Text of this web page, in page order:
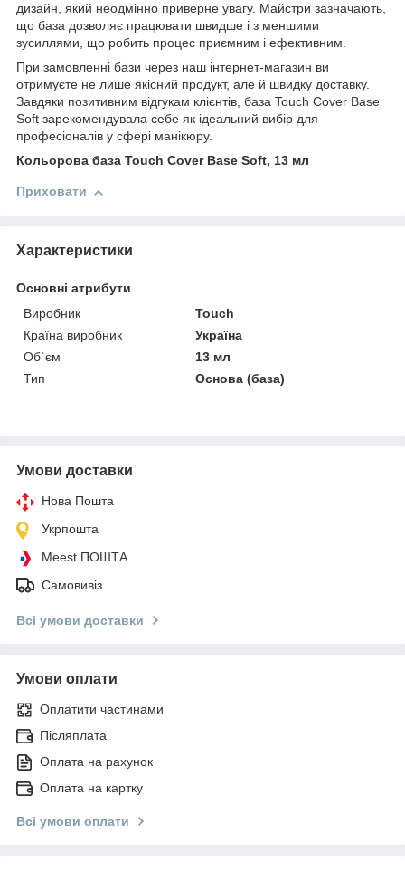
дизайн, який неодмінно приверне увагу. Майстри зазначають,
що база дозволяє працювати швидше і з меншими
зусиллями, що робить процес приємним і ефективним.
При замовленні бази через наш інтернет-магазин ви
отримуєте не лише якісний продукт, але й швидку доставку.
Завдяки позитивним відгукам клієнтів, база Touch Cover Base
Soft зарекомендувала себе як ідеальний вибір для
професіоналів у сфері манікюру.
Кольорова база Touch Cover Base Soft, 13 мл
Приховати
Характеристики
Основні атрибути
Виробник
Touch
Країна виробник
Україна
Об`єм
13 мл
Тип
Основа (база)
Умови доставки
Нова Пошта
Укрпошта
Meest ПОШТА
Самовивіз
Всі умови доставки
Умови оплати
Оплатити частинами
Післяплата
Оплата на рахунок
Оплата на картку
Всі умови оплати